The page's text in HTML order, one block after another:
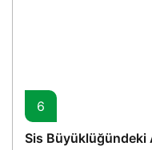
6
Sis Büyüklüğündeki